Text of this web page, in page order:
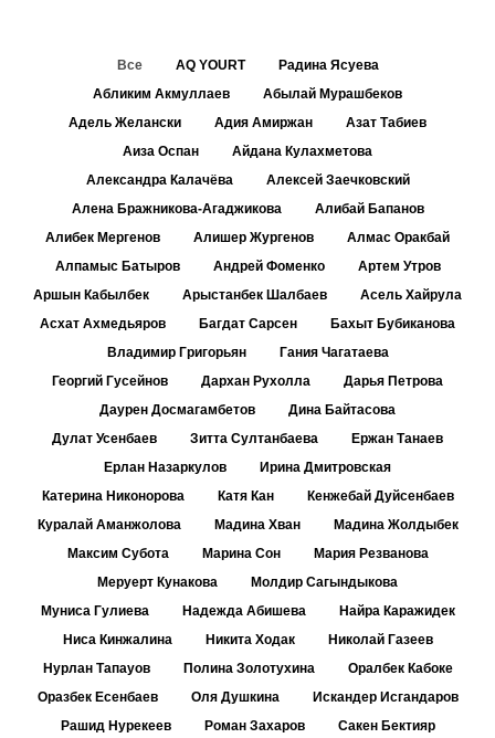
Все AQ YOURT
Радина Ясуева
Абликим Акмуллаев
Абылай Мурашбеков
Адель Желански
Адия Амиржан
Азат Табиев
Аиза Оспан
Айдана Кулахметова
Александра Калачёва
Алексей Заечковский
Алена Бражникова-Агаджикова
Алибай Бапанов
Алибек Мергенов
Алишер Жургенов
Алмас Оракбай
Алпамыс Батыров
Андрей Фоменко
Артем Утров
Аршын Кабылбек
Арыстанбек Шалбаев
Асель Хайрула
Асхат Ахмедьяров
Багдат Сарсен
Бахыт Бубиканова
Владимир Григорьян
Гания Чагатаева
Георгий Гусейнов
Дархан Рухолла
Дарья Петрова
Даурен Досмагамбетов
Дина Байтасова
Дулат Усенбаев
Зитта Султанбаева
Ержан Танаев
Ерлан Назаркулов
Ирина Дмитровская
Катерина Никонорова
Катя Кан
Кенжебай Дуйсенбаев
Куралай Аманжолова
Мадина Хван
Мадина Жолдыбек
Максим Субота
Марина Сон
Мария Резванова
Меруерт Кунакова
Молдир Сагындыкова
Муниса Гулиева
Надежда Абишева
Найра Каражидек
Ниса Кинжалина
Никита Ходак
Николай Газеев
Нурлан Тапауов
Полина Золотухина
Оралбек Кабоке
Оразбек Есенбаев
Оля Душкина
Искандер Исгандаров
Рашид Нурекеев
Роман Захаров
Сакен Бектияр